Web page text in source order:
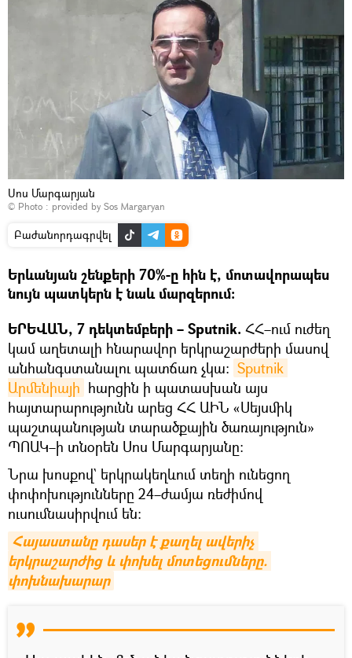
Սոս Մարգարյան
© Photo : provided by Sos Margaryan
Բաժանորդագրվել
Երևանյան շենքերի 70%-ը հին է, մոտավորապես
նույն պատկերն է նաև մարզերում։
ԵՐԵՎԱՆ, 7 դեկտեմբերի – Sputnik. ՀՀ–ում ուժեղ
կամ աղետալի հնարավոր երկրաշարժերի մասով
անհանգստանալու պատճառ չկա։ Sputnik
Արմենիայի հարցին ի պատասխան այս
հայտարարությունն արեց ՀՀ ԱԻՆ «Սեյսմիկ
պաշտպանության տարածքային ծառայություն»
ՊՈԱԿ–ի տնօրեն Սոս Մարգարյանը։
Նրա խոսքով` երկրակեղևում տեղի ունեցող
փոփոխությունները 24–ժամյա ռեժիմով
ուսումնասիրվում են։
Հայաստանը դասեր է քաղել ավերիչ
երկրաշարժից և փոխել մոտեցումները.
փոխնախարար